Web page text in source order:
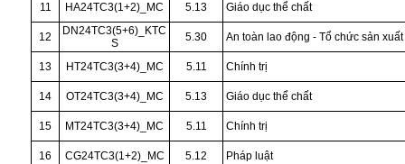
11 HA24TC3(1+2)_MC 5.13 Giáo dục thể chất
12
DN24TC3(5+6)_KTC
S
5.30 An toàn lao động - Tổ chức sản xuất
13 HT24TC3(3+4)_MC 5.11 Chính trị
14 OT24TC3(3+4)_MC 5.13 Giáo dục thể chất
15 MT24TC3(3+4)_MC 5.11 Chính trị
16 CG24TC3(1+2)_MC 5.12 Pháp luật